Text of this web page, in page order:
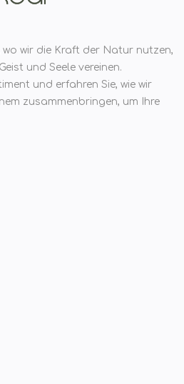
wo wir die Kraft der Natur nutzen,
und Seele vereinen.
und erfahren Sie, wie wir
zusammenbringen, um Ihre